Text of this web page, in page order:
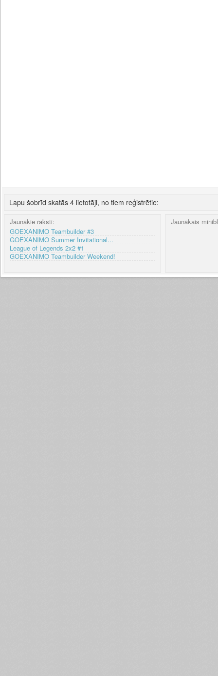
Lapu šobrīd skatās 4 lietotāji, no tiem reģistrētie:
Jaunākie raksti:
GOEXANIMO Teambuilder #3
GOEXANIMO Summer Invitational...
League of Legends 2x2 #1
GOEXANIMO Teambuilder Weekend!
Jaunākais